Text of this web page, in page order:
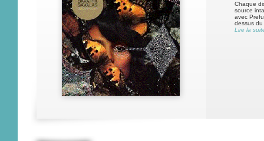
Chaque
source
avec
dessus du
Lire la